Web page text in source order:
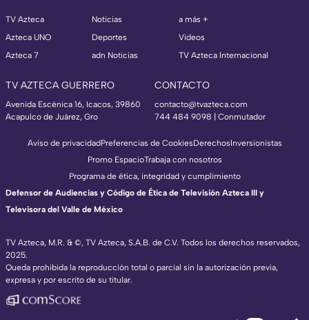
TV Azteca
Azteca UNO
Azteca 7
Noticias
Deportes
adn Noticias
a más +
Videos
TV Azteca Internacional
TV AZTECA GUERRERO
Avenida Escénica 16, Icacos, 39860
Acapulco de Juárez, Gro
CONTACTO
contacto@tvazteca.com
744 484 9098 | Conmutador
TV Azteca, M.R. & ©, TV Azteca, S.A.B. de C.V. Todos los derechos reservados,
2025.
Queda prohibida la reproducción total o parcial sin la autorización previa,
expresa y por escrito de su titular.
Aviso de privacidadPreferencias de CookiesDerechosInversionistas
Promo EspacioTrabaja con nosotros
Programa de ética, integridad y cumplimiento
Defensor de Audiencias y Código de Ética de Televisión Azteca III y
Televisora del Valle de México